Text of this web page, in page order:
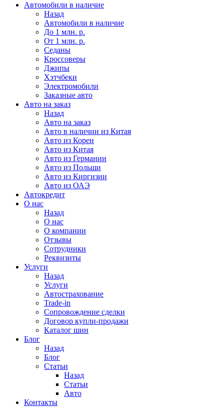
Автомобили в наличие
Назад
Автомобили в наличие
До 1 млн. р.
От 1 млн. р.
Седаны
Кроссоверы
Джипы
Хэтчбеки
Электромобили
Заказные авто
Авто на заказ
Назад
Авто на заказ
Авто в наличии из Китая
Авто из Кореи
Авто из Китая
Авто из Германии
Авто из Польши
Авто из Киргизии
Авто из ОАЭ
Автокредит
О нас
Назад
О нас
О компании
Отзывы
Сотрудники
Реквизиты
Услуги
Назад
Услуги
Автострахование
Trade-in
Сопровождение сделки
Договор купли-продажи
Каталог шин
Блог
Назад
Блог
Статьи
Назад
Статьи
Авто
Контакты